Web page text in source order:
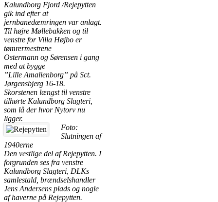
Kalundborg Fjord /Rejepytten
gik ind efter at
jernbanedæmringen var anlagt.
Til højre Møllebakken og til
venstre for Villa Højbo er
tømrermestrene
Ostermann og Sørensen i gang
med at bygge
”Lille Amalienborg” på Sct.
Jørgensbjerg 16-18.
Skorstenen længst til venstre
tilhørte Kalundborg Slagteri,
som lå der hvor Nytorv nu
ligger.
Foto:
Slutningen af
1940erne
Den vestlige del af Rejepytten. I
forgrunden ses fra venstre
Kalundborg Slagteri, DLKs
samlestald, brændselshandler
Jens Andersens plads og nogle
af haverne på Rejepytten.